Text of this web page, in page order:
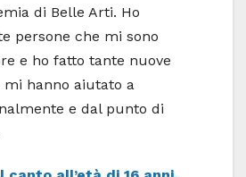
di Belle Arti. Ho
persone che mi sono
e ho fatto tante nuove
mi hanno aiutato a
e dal punto di